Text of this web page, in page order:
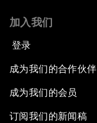
加入我们
登录
成为我们的合作伙伴
成为我们的会员
订阅我们的新闻稿